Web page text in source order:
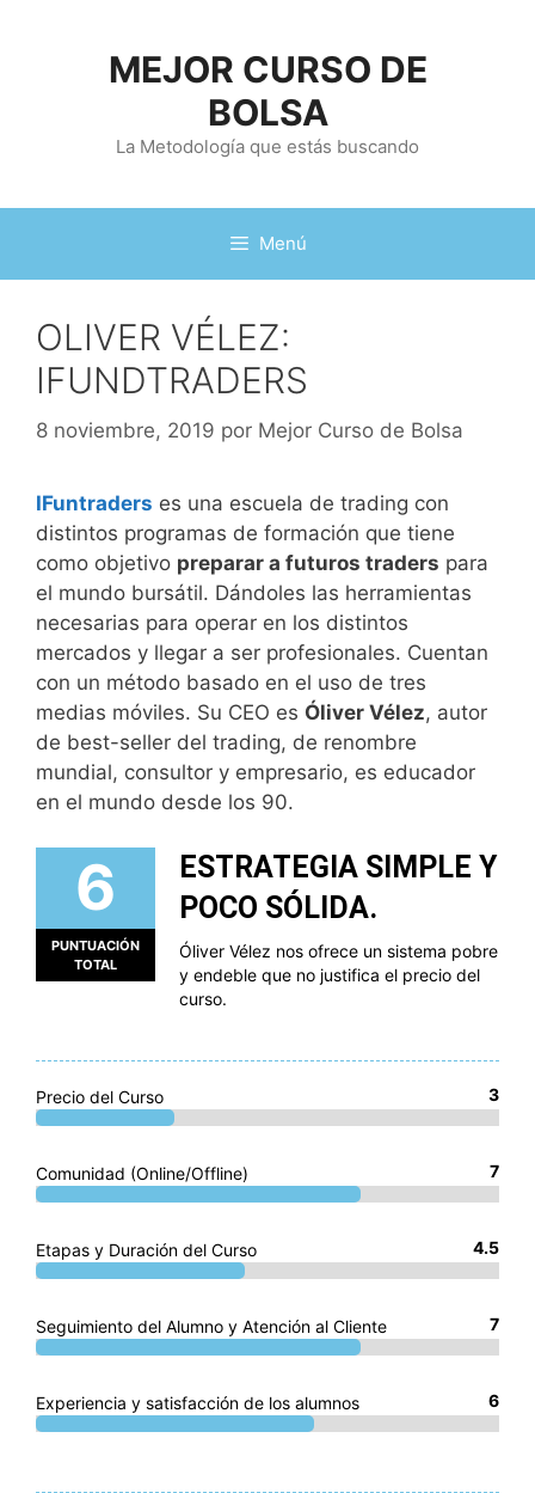
MEJOR CURSO DE
BOLSA
La Metodología que estás buscando
Menú
OLIVER VÉLEZ:
IFUNDTRADERS
8 noviembre, 2019 por Mejor Curso de Bolsa
IFuntraders es una escuela de trading con
distintos programas de formación que tiene
como objetivo preparar a futuros traders para
el mundo bursátil. Dándoles las herramientas
necesarias para operar en los distintos
mercados y llegar a ser profesionales. Cuentan
con un método basado en el uso de tres
medias móviles. Su CEO es Óliver Vélez, autor
de best-seller del trading, de renombre
mundial, consultor y empresario, es educador
en el mundo desde los 90.
6
PUNTUACIÓN
TOTAL
ESTRATEGIA SIMPLE Y
POCO SÓLIDA.
Óliver Vélez nos ofrece un sistema pobre
y endeble que no justifica el precio del
curso.
Precio del Curso 3
Comunidad (Online/Offline) 7
Etapas y Duración del Curso 4.5
Seguimiento del Alumno y Atención al Cliente 7
Experiencia y satisfacción de los alumnos 6